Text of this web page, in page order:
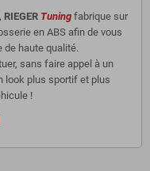
RIEGER Tuning fabrique sur
en ABS afin de vous
de haute qualité.
sans faire appel à un
look plus sportif et plus
!